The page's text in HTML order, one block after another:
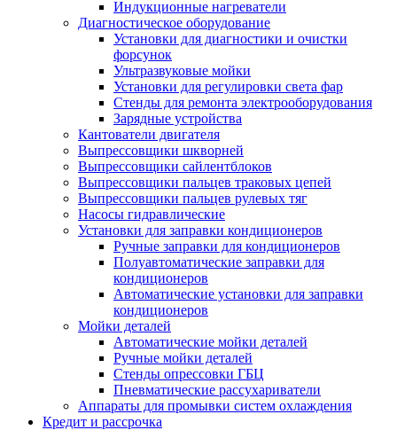
Индукционные нагреватели
Диагностическое оборудование
Установки для диагностики и очистки
форсунок
Ультразвуковые мойки
Установки для регулировки света фар
Стенды для ремонта электрооборудования
Зарядные устройства
Кантователи двигателя
Выпрессовщики шкворней
Выпрессовщики сайлентблоков
Выпрессовщики пальцев траковых цепей
Выпрессовщики пальцев рулевых тяг
Насосы гидравлические
Установки для заправки кондиционеров
Ручные заправки для кондиционеров
Полуавтоматические заправки для
кондиционеров
Автоматические установки для заправки
кондиционеров
Мойки деталей
Автоматические мойки деталей
Ручные мойки деталей
Стенды опрессовки ГБЦ
Пневматические рассухариватели
Аппараты для промывки систем охлаждения
Кредит и рассрочка